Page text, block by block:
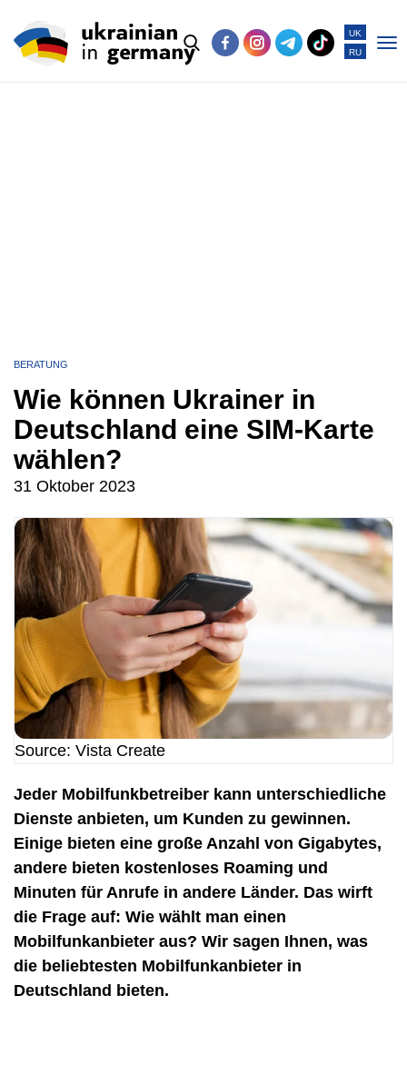
UK
RU
BERATUNG
Wie können Ukrainer in
Deutschland eine SIM-Karte
wählen?
31 Oktober 2023
Source: Vista Create
Jeder Mobilfunkbetreiber kann unterschiedliche
Dienste anbieten, um Kunden zu gewinnen.
Einige bieten eine große Anzahl von Gigabytes,
andere bieten kostenloses Roaming und
Minuten für Anrufe in andere Länder. Das wirft
die Frage auf: Wie wählt man einen
Mobilfunkanbieter aus? Wir sagen Ihnen, was
die beliebtesten Mobilfunkanbieter in
Deutschland bieten.